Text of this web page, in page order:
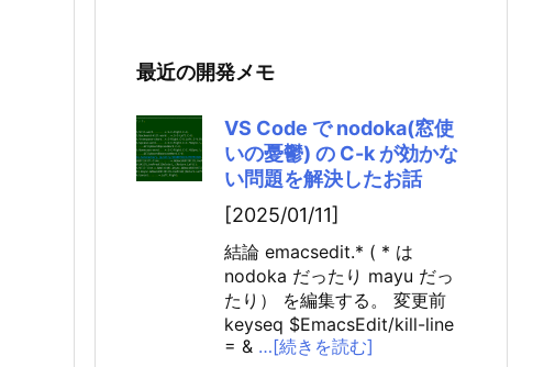
最近の開発メモ
VS Code で nodoka(窓使
いの憂鬱) の C-k が効かな
い問題を解決したお話
[2025/01/11]
結論 emacsedit.* ( * は
nodoka だったり mayu だっ
たり） を編集する。 変更前
keyseq $EmacsEdit/kill-line
= & …[続きを読む]